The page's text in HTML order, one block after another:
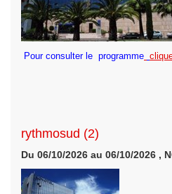
Pour consulter le programme
rythmosud (2)
Du 06/10/2026 au 06/10/2026 ,